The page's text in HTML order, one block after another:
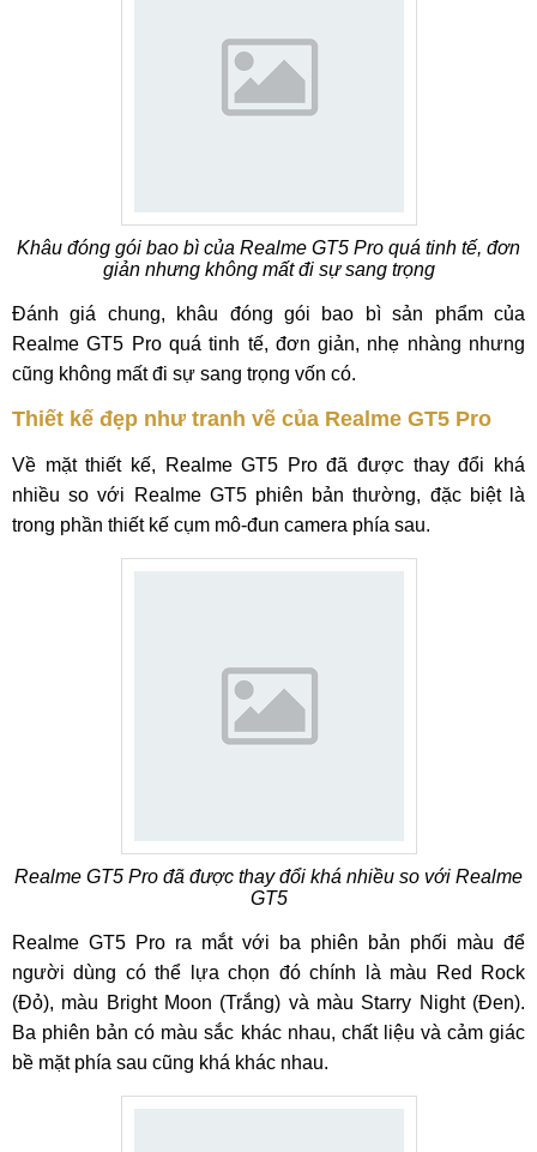
Khâu đóng gói bao bì của Realme GT5 Pro quá tinh tế, đơn
giản nhưng không mất đi sự sang trọng
Đánh giá chung, khâu đóng gói bao bì sản phẩm của
Realme GT5 Pro quá tinh tế, đơn giản, nhẹ nhàng nhưng
cũng không mất đi sự sang trọng vốn có.
Thiết kế đẹp như tranh vẽ của Realme GT5 Pro
Về mặt thiết kế, Realme GT5 Pro đã được thay đổi khá
nhiều so với Realme GT5 phiên bản thường, đặc biệt là
trong phần thiết kế cụm mô-đun camera phía sau.
Realme GT5 Pro đã được thay đổi khá nhiều so với Realme
GT5
Realme GT5 Pro ra mắt với ba phiên bản phối màu để
người dùng có thể lựa chọn đó chính là màu Red Rock
(Đỏ), màu Bright Moon (Trắng) và màu Starry Night (Đen).
Ba phiên bản có màu sắc khác nhau, chất liệu và cảm giác
bề mặt phía sau cũng khá khác nhau.